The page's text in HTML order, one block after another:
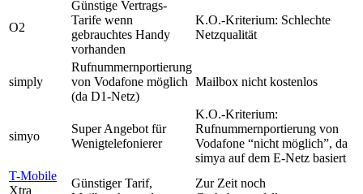
O2
Günstige Vertrags-
Tarife wenn
gebrauchtes Handy
vorhanden
K.O.-Kriterium: Schlechte
Netzqualität
simply
Rufnummernportierung
von Vodafone möglich
(da D1-Netz)
Mailbox nicht kostenlos
simyo
Super Angebot für
Wenigtelefonierer
K.O.-Kriterium:
Rufnummernportierung von
Vodafone “nicht möglich”, da
simya auf dem E-Netz basiert
T-Mobile
Xtra
Günstiger Tarif,
Zur Zeit noch